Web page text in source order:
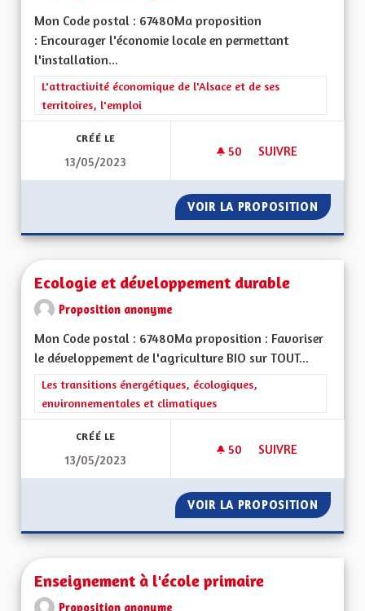
Mon Code postal : 67480Ma proposition
: Encourager l'économie locale en permettant
l'installation...
Filtrer les résultats de la catégorie : L'attractivité
L'attractivité économique de l'Alsace et de ses
territoires, l'emploi
CRÉÉ LE
13/05/2023
50 50 ABONNÉS
SUIVRE
VOIR LA PROPOSITION
Ecologie et développement durable
Proposition anonyme
Mon Code postal : 67480Ma proposition : Favoriser
le développement de l'agriculture BIO sur TOUT...
Filtrer les résultats de la catégorie : Les transitions
Les transitions énergétiques, écologiques,
environnementales et climatiques
CRÉÉ LE
13/05/2023
50 50 ABONNÉS
SUIVRE
VOIR LA PROPOSITION
Enseignement à l'école primaire
Proposition anonyme